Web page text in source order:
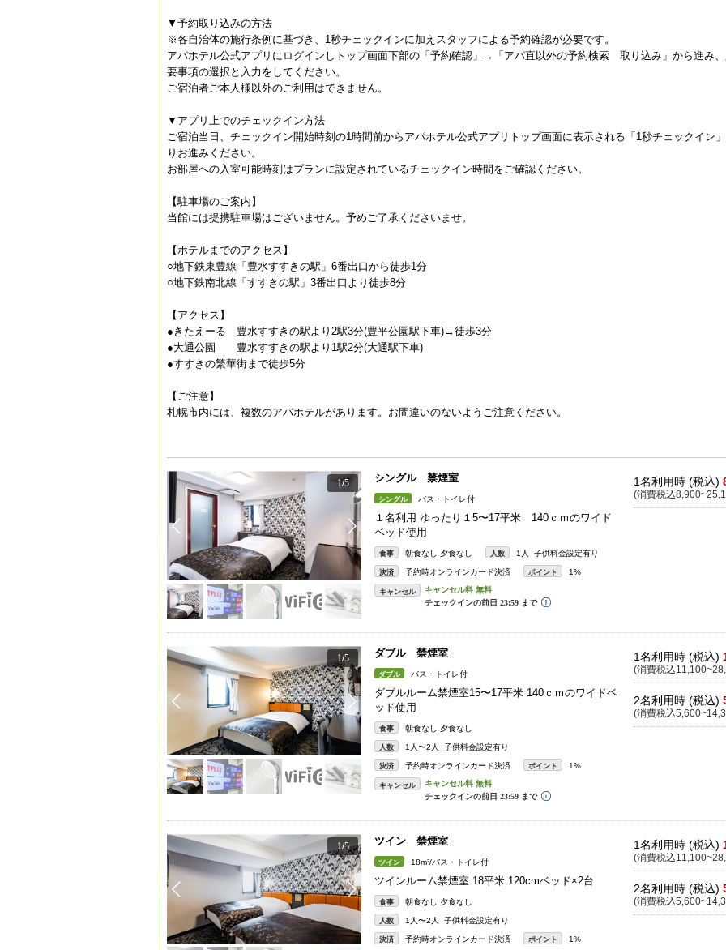
▼予約取り込みの方法
※各自治体の施行条例に基づき、1秒チェックインに加えスタッフによる予約確認が必要です。
アパホテル公式アプリにログインしトップ画面下部の「予約確認」→「アパ直以外の予約検索 取り込み」から進み
要事項の選択と入力をしてください。
ご宿泊者ご本人様以外のご利用はできません。
▼アプリ上でのチェックイン方法
ご宿泊当日、チェックイン開始時刻の1時間前からアパホテル公式アプリトップ画面に表示される「1秒チェックイン
りお進みください。
お部屋への入室可能時刻はプランに設定されているチェックイン時間をご確認ください。
【駐車場のご案内】
当館には提携駐車場はございません。予めご了承くださいませ。
【ホテルまでのアクセス】
○地下鉄東豊線「豊水すすきの駅」6番出口から徒歩1分
○地下鉄南北線「すすきの駅」3番出口より徒歩8分
【アクセス】
●きたえーる 豊水すすきの駅より2駅3分(豊平公園駅下車)→徒歩3分
●大通公園 豊水すすきの駅より1駅2分(大通駅下車)
●すすきの繁華街まで徒歩5分
【ご注意】
札幌市内には、複数のアパホテルがあります。お間違いのないようご注意ください。
1/5 シングル 禁煙室
シングル バス・トイレ付
１名利用 ゆったり１5〜17平米 140ｃｍのワイド
ベッド使用
食事 朝食なし 夕食なし 人数 1人 子供料金設定有り
決済 予約時オンラインカード決済 ポイント 1%
キャンセル
1名利用時 (税込)
(消費税込
1/5 ダブル 禁煙室
ダブル バス・トイレ付
ダブルルーム禁煙室15〜17平米 140ｃｍのワイドベ
ッド使用
食事 朝食なし 夕食なし
人数 1人〜2人 子供料金設定有り
決済 予約時オンラインカード決済 ポイント 1%
キャンセル
1名利用時 (税込)
(消費税込
2名利用時 (税込)
(消費税込
1/5 ツイン 禁煙室
ツイン 18m²/バス・トイレ付
ツインルーム禁煙室 18平米 120cmベッド×2台
食事 朝食なし 夕食なし
人数 1人〜2人 子供料金設定有り
決済 予約時オンラインカード決済 ポイント 1%
1名利用時 (税込)
(消費税込
2名利用時 (税込)
(消費税込